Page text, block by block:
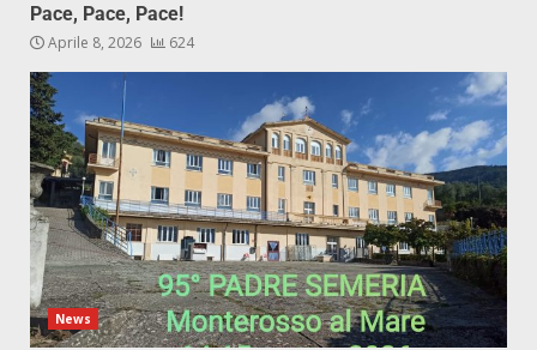
Pace, Pace, Pace!
Aprile 8, 2026 624
News